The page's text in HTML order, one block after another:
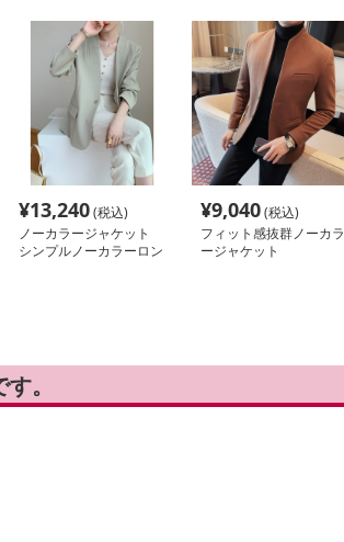
¥13,240(税込)
ノーカラージャケット
シンプルノーカラーロン
¥9,040(税込)
フィット感抜群ノーカラ
ージャケット
。